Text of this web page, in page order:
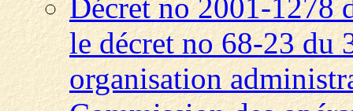
Décret no 2001-1278
le décret no 68-23 du
organisation